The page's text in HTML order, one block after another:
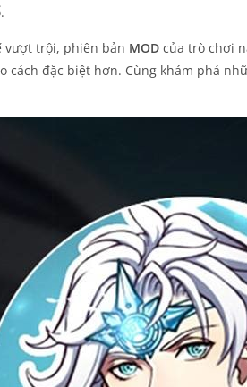
vượt trội, phiên bản MOD của trò chơi
cách đặc biệt hơn. Cùng khám phá